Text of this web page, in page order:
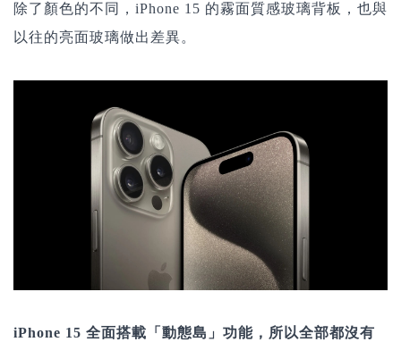
除了顏色的不同， iPhone 15 的霧面質感玻璃背板，也與
以往的亮面玻璃做出差異。
iPhone 15 全面搭載「動態島」功能，所以全部都沒有